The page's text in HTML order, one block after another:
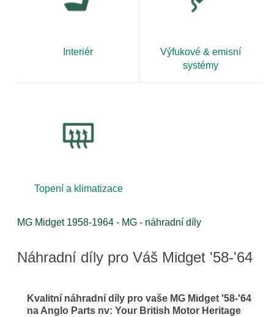
Interiér
Výfukové & emisní
systémy
Topení a klimatizace
MG Midget 1958-1964 - MG - náhradní díly
Náhradní díly pro Váš Midget '58-'64
Kvalitní náhradní díly pro vaše MG Midget '58-'64
na Anglo Parts nv: Your British Motor Heritage